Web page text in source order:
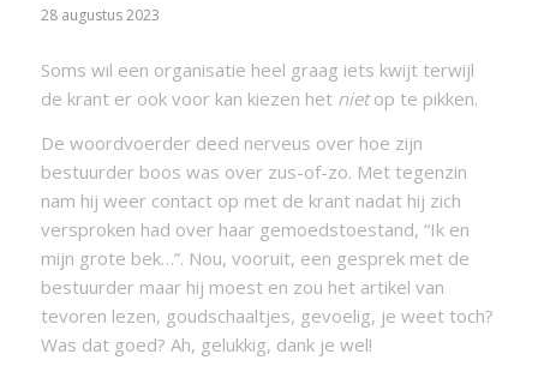
28 augustus 2023
Soms wil een organisatie heel graag iets kwijt terwijl
de krant er ook voor kan kiezen het nietop te pikken.
De woordvoerder deed nerveus over hoe zijn
bestuurder boos was over zus-of-zo. Met tegenzin
nam hij weer contact op met de krant nadat hij zich
versproken had over haar gemoedstoestand, “Ik en
mijn grote bek…”. Nou, vooruit, een gesprek met de
bestuurder maar hij moest en zou het artikel van
tevoren lezen, goudschaaltjes, gevoelig, je weet toch?
Was dat goed? Ah, gelukkig, dank je wel!